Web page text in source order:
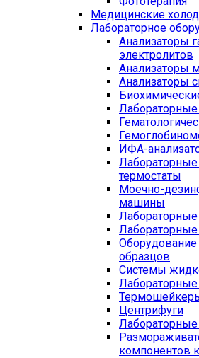
Медицинские
Лабораторное
Анализаторы
электролитов
Анализаторы
Анализаторы
Лабораторные
ИФА-
термостаты
Моечно-
машины
Оборудование
образцов
Системы
Центрифуги
компонентов